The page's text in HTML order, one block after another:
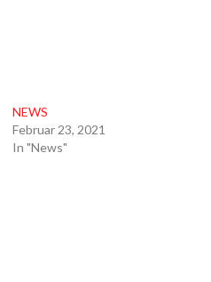
NEWS
Februar 23, 2021
In "News"